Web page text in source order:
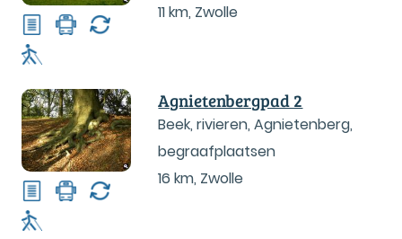
11 km, Zwolle
Agnietenbergpad 2
Beek, rivieren, Agnietenberg,
begraafplaatsen
16 km, Zwolle